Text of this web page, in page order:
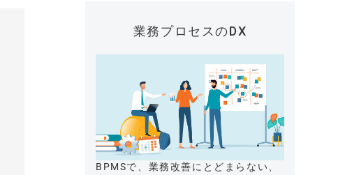
業務プロセスのDX
BPMSで、業務改善にとどまらない、